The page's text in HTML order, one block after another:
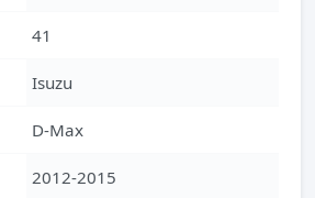
41
Isuzu
D-Max
2012-2015